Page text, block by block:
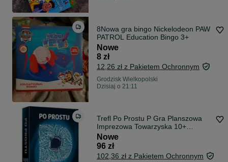
8Nowa gra bingo Nickelodeon PAW
PATROL Education Bingo 3+
Nowe
8 zł
12,26 zł z Pakietem Ochronnym
Grodzisk Wielkopolski
Dzisiaj o 21:11
Trefl Po Prostu P Gra Planszowa
Imprezowa Towarzyska 10+
*NOWA*
Nowe
96 zł
102,36 zł z Pakietem Ochronnym